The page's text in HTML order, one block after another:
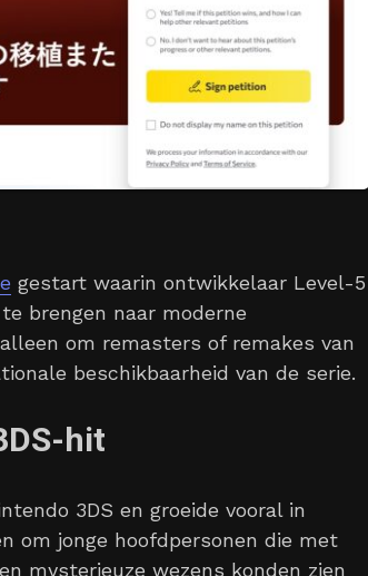
gestart waarin ontwikkelaar Level-5
brengen naar moderne
om remasters of remakes van
beschikbaarheid van de serie.
hit
3DS en groeide vooral in
om jonge hoofdpersonen die met
mysterieuze wezens konden zien